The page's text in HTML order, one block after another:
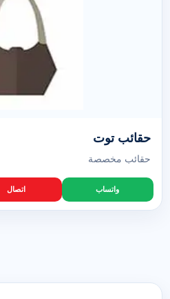
حقائب توت
حقائب مخصصة
واتساب اتصال